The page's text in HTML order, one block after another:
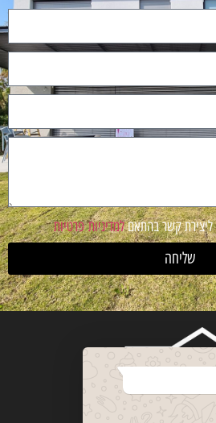
ליצירת קשר בהתאםלמדיניות פרטיות
שליחה